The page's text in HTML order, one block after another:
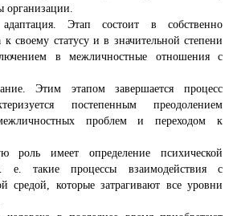
организации.
Этап состоит в собственно
своему статусу и в значительной степени
в межличностные отношения с
Этим этапом завершается процесс
постепенным преодолением
проблем и переходом к
роль имеет определение психической
е. такие процессы взаимодействия с
средой, которые затрагивают все уровни